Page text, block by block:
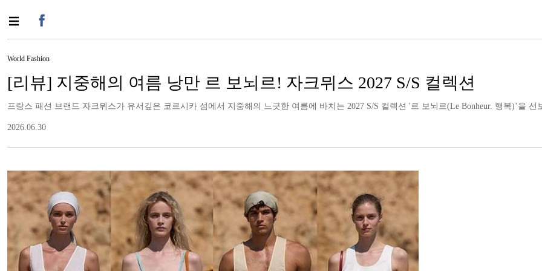
World Fashion
[리뷰] 지중해의 여름 낭만 르 보뇌르! 자크뮈스 2027 S/S 컬렉션
프랑스 패션 브랜드 자크뮈스가 유서깊은 코르시카 섬에서 지중해의 느긋한 여름에 바치는 2027 S/S 컬렉션 '르 보뇌르(Le Bonheur. 행복)’을 선
2026.06.30